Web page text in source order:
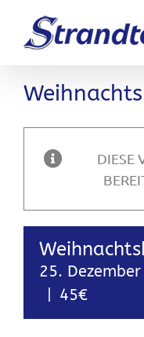
Inhalt
springen
DIESE
25.
45€